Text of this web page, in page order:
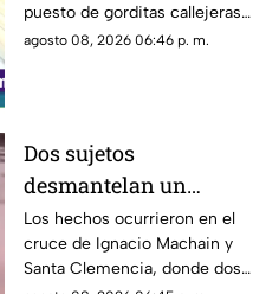
puesto de gorditas callejeras
en Tlaquepaque promete
agosto 08, 2026 06:46 p. m.
Dos sujetos
desmantelan un
vehículo a plena luz del
día en Guadalajara
Los hechos ocurrieron en el
cruce de Ignacio Machain y
Santa Clemencia, donde dos